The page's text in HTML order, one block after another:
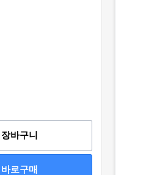
장바구니
바로구매